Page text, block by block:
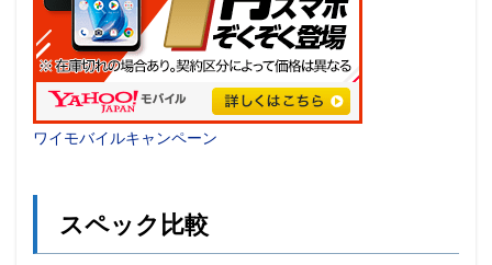
ワイモバイルキャンペーン
スペック比較